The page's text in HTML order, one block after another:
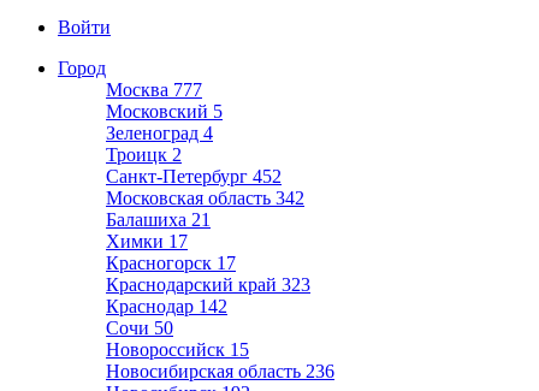
Войти
Город
Москва 777
Московский 5
Зеленоград 4
Троицк 2
Санкт-Петербург 452
Московская область 342
Балашиха 21
Химки 17
Красногорск 17
Краснодарский край 323
Краснодар 142
Сочи 50
Новороссийск 15
Новосибирская область 236